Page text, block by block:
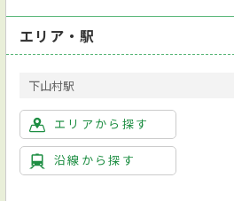
エリア・駅
下山村駅
エリアから探す
沿線から探す